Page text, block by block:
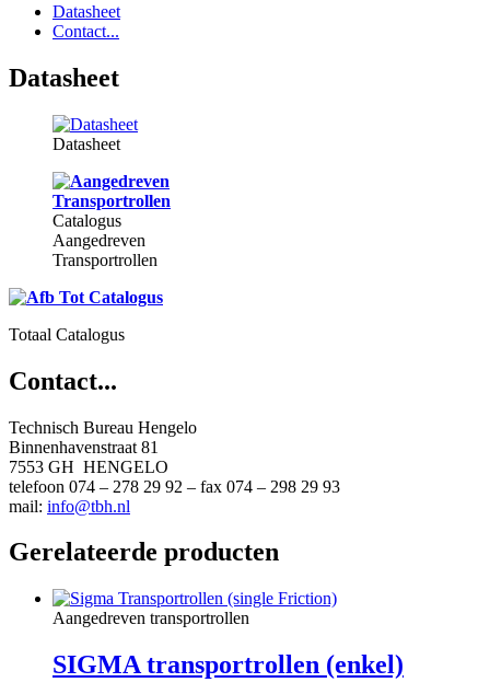
Datasheet
Contact...
Datasheet
Datasheet
Catalogus
Aangedreven
Transportrollen
Totaal Catalogus
Contact...
Technisch Bureau Hengelo
Binnenhavenstraat 81
7553 GH HENGELO
telefoon 074 – 278 29 92 – fax 074 – 298 29 93
mail: info@tbh.nl
Gerelateerde producten
Aangedreven transportrollen
SIGMA transportrollen (enkel)